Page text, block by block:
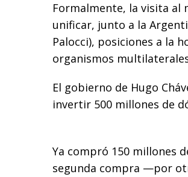
Formalmente, la visita al
unificar, junto a la
Palocci), posiciones a la
organismos
El gobierno de Hugo
invertir 500 millones de
Ya compró 150 millones
segunda compra —por